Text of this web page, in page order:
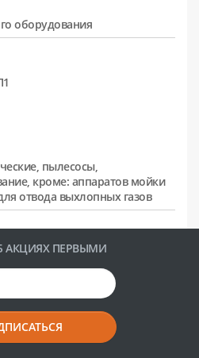
оборудования
пылесосы,
кроме: аппаратов мойки
отвода выхлопных газов
АКЦИЯХ ПЕРВЫМИ